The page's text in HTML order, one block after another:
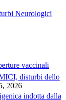
Neurologici
vaccinali
disturbi dello
2026
indotta dalla